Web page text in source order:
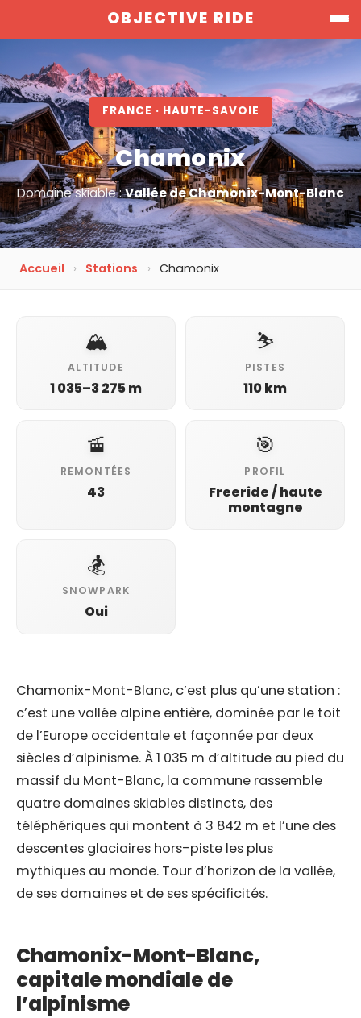
OBJECTIVE RIDE
FRANCE · HAUTE-SAVOIE
Chamonix
Domaine skiable :Vallée de Chamonix-Mont-Blanc
Accueil › Stations › Chamonix
🏔️
ALTITUDE
1 035–3 275 m
⛷️
PISTES
110 km
🚡
REMONTÉES
43
🎯
PROFIL
Freeride / haute
montagne
🏂
SNOWPARK
Oui
Chamonix-Mont-Blanc, c’est plus qu’une station :
c’est une vallée alpine entière, dominée par le toit
de l’Europe occidentale et façonnée par deux
siècles d’alpinisme. À 1 035 m d’altitude au pied du
massif du Mont-Blanc, la commune rassemble
quatre domaines skiables distincts, des
téléphériques qui montent à 3 842 m et l’une des
descentes glaciaires hors-piste les plus
mythiques au monde. Tour d’horizon de la vallée,
de ses domaines et de ses spécificités.
Chamonix-Mont-Blanc,
capitale mondiale de
l’alpinisme